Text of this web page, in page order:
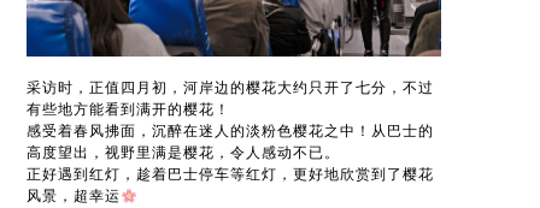
采访时，正值四月初，河岸边的樱花大约只开了七分，不过
有些地方能看到满开的樱花！
感受着春风拂面，沉醉在迷人的淡粉色樱花之中！从巴士的
高度望出，视野里满是樱花，令人感动不已。
正好遇到红灯，趁着巴士停车等红灯，更好地欣赏到了樱花
风景，超幸运